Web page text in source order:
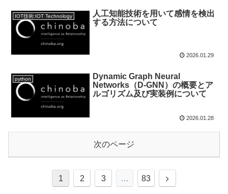
IOT技術:IOT Technology
人工知能技術を用いて感情を検出
する方法について
2026.01.29
python
Dynamic Graph Neural
Networks（D-GNN）の概要とア
ルゴリズム及び実装例について
2026.01.28
次のページ
1 2 3 … 83